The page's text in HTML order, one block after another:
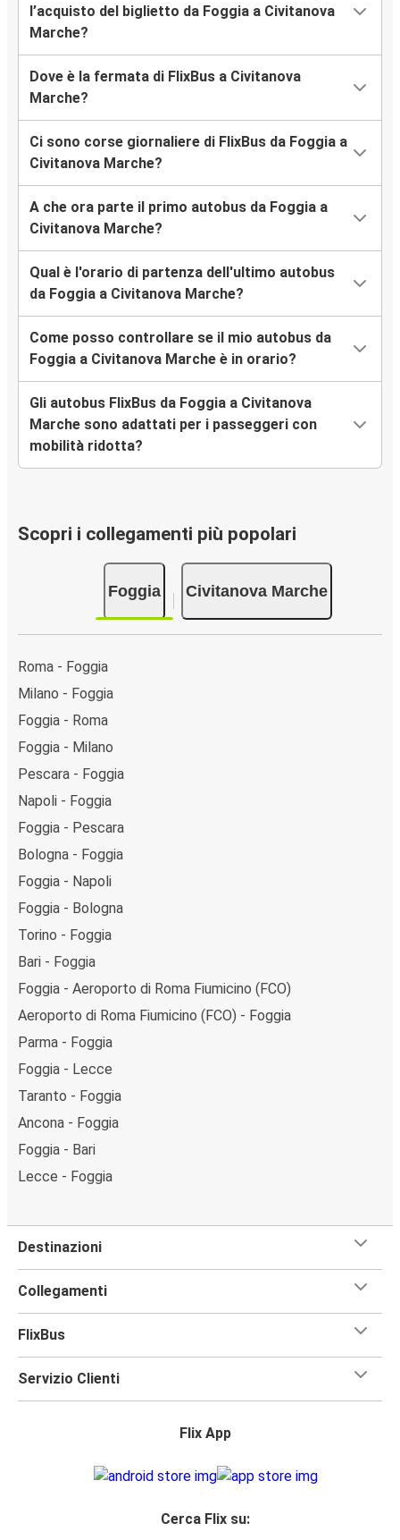
l’acquisto del biglietto da Foggia a Civitanova
Marche?
Dove è la fermata di FlixBus a Civitanova
Marche?
Ci sono corse giornaliere di FlixBus da Foggia a
Civitanova Marche?
A che ora parte il primo autobus da Foggia a
Civitanova Marche?
Qual è l'orario di partenza dell'ultimo autobus
da Foggia a Civitanova Marche?
Come posso controllare se il mio autobus da
Foggia a Civitanova Marche è in orario?
Gli autobus FlixBus da Foggia a Civitanova
Marche sono adattati per i passeggeri con
mobilità ridotta?
Scopri i collegamenti più popolari
Foggia Civitanova Marche
Roma - Foggia
Milano - Foggia
Foggia - Roma
Foggia - Milano
Pescara - Foggia
Napoli - Foggia
Foggia - Pescara
Bologna - Foggia
Foggia - Napoli
Foggia - Bologna
Torino - Foggia
Bari - Foggia
Foggia - Aeroporto di Roma Fiumicino (FCO)
Aeroporto di Roma Fiumicino (FCO) - Foggia
Parma - Foggia
Foggia - Lecce
Taranto - Foggia
Ancona - Foggia
Foggia - Bari
Lecce - Foggia
Destinazioni
Collegamenti
FlixBus
Servizio Clienti
Flix App
Cerca Flix su: